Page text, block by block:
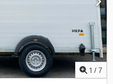
1 / 7